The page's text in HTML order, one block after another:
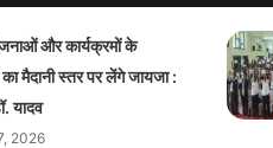
और कार्यक्रमों के
मैदानी स्तर पर लेंगे जायजा :
यादव
2026